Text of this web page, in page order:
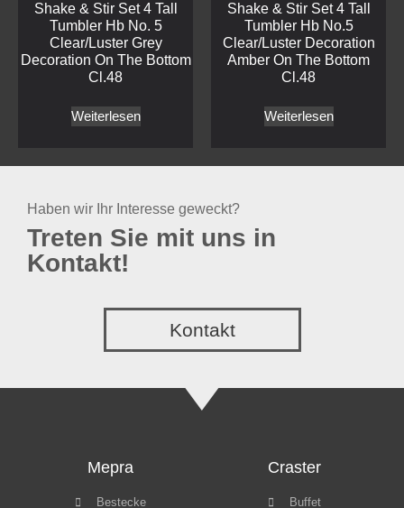
Shake & Stir Set 4 Tall
Tumbler Hb No. 5
Clear/Luster Grey
Decoration On The Bottom
Cl.48
Weiterlesen
Shake & Stir Set 4 Tall
Tumbler Hb No.5
Clear/Luster Decoration
Amber On The Bottom
Cl.48
Weiterlesen
Haben wir Ihr Interesse geweckt?
Treten Sie mit uns in
Kontakt!
Kontakt
Mepra
Bestecke
Craster
Buffet